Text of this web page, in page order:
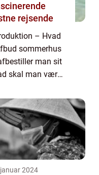
rejsende
– Hvad
sommerhus
man sit
skal man være
af sommerh...
2024